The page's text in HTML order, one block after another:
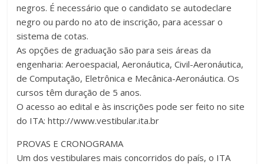
negros. É necessário que o candidato se autodeclare
negro ou pardo no ato de inscrição, para acessar o
sistema de cotas.
As opções de graduação são para seis áreas da
engenharia: Aeroespacial, Aeronáutica, Civil-Aeronáutica,
de Computação, Eletrônica e Mecânica-Aeronáutica. Os
cursos têm duração de 5 anos.
O acesso ao edital e às inscrições pode ser feito no site
do ITA: http://www.vestibular.ita.br
PROVAS E CRONOGRAMA
Um dos vestibulares mais concorridos do país, o ITA